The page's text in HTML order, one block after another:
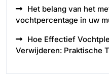
Het belang van het
vochtpercentage in uw
Hoe Effectief
Verwijderen: Praktische